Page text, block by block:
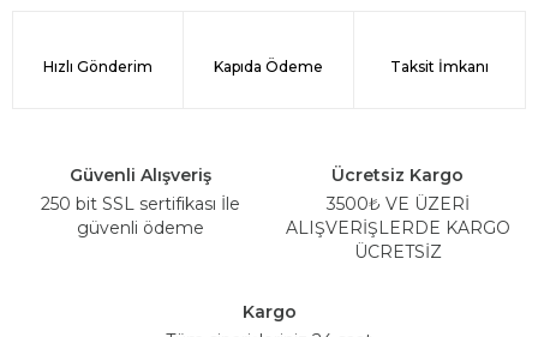
Hızlı Gönderim Kapıda Ödeme Taksit İmkanı
Güvenli Alışveriş
250 bit SSL sertifikası İle
güvenli ödeme
Ücretsiz Kargo
3500₺ VE ÜZERİ
ALIŞVERİŞLERDE KARGO
ÜCRETSİZ
Kargo